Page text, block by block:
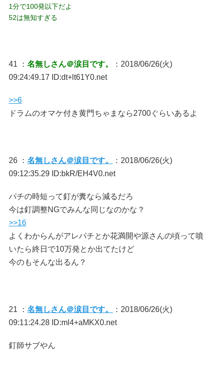
1分で100発以下だよ
52は無知すぎる
41 ： 名無しさん＠涙目です。
：2018/06/26(火)
09:24:49.17 ID:dt+lt61Y0.net
>>6
ドラムのオマケ付き黄門ちゃまなら2700ぐらいあるよ
26 ： 名無しさん＠涙目です。
：2018/06/26(火)
09:12:35.29 ID:bkR/EH4V0.net
パチの時短って釘が糞なら減るだろ
今は釘調整NGでみんな同じなのかな？
>>16
よくわからんがアレパチとか花満開や源さんの頃って噴
いたら終日で10万発とか出てたけど
今のもそんな出るん？
21 ： 名無しさん＠涙目です。
：2018/06/26(火)
09:11:24.28 ID:ml4+aMKX0.net
釘師サブやん